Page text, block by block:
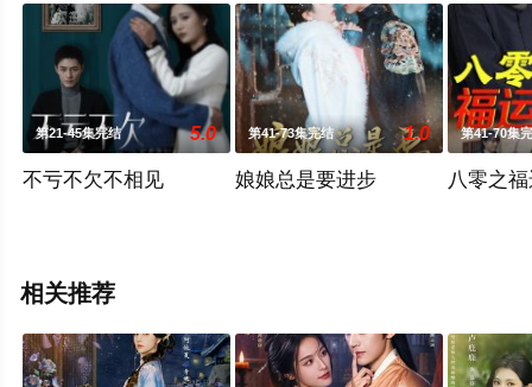
第21-45集完结 5.0
不亏不欠不相见
第41-73集完结 1.0
娘娘总是要进步
第41-70集
八零之
相关推荐